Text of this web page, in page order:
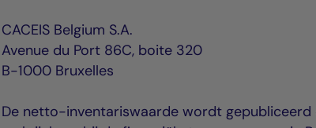
CACEIS Belgium S.A.
Avenue du Port 86C, boite 320
B-1000 Bruxelles
De netto-inventariswaarde wordt